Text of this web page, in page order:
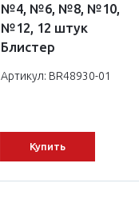
№4, №6, №8, №10,
№12, 12 штук
Блистер
Артикул: BR48930-01
Купить